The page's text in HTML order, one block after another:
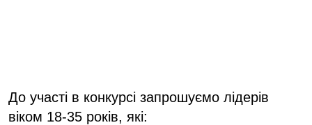
До участі в конкурсі запрошуємо лідерів
віком 18-35 років, які: